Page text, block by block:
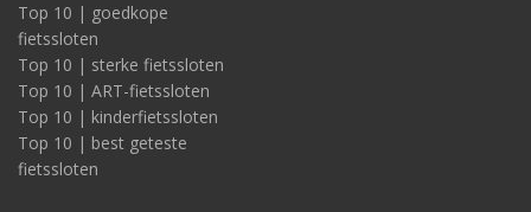
Top 10 | goedkope
fietssloten
Top 10 | sterke fietssloten
Top 10 | ART-fietssloten
Top 10 | kinderfietssloten
Top 10 | best geteste
fietssloten